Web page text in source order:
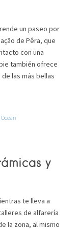
un paseo por
de Pêra, que
con una
también ofrece
las más bellas
y
te lleva a
de alfarería
la zona, al mismo